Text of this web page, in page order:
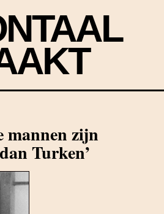
mannen zijn
Turken’